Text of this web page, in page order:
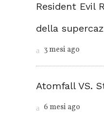
Resident Evil
della
3 mesi ago
Atomfall VS.
6 mesi ago